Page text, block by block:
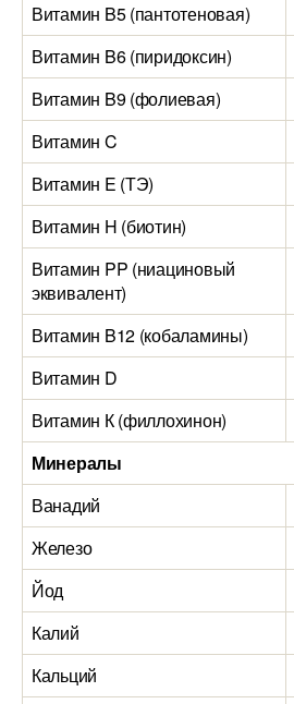
Витамин B5 (пантотеновая)
Витамин B6 (пиридоксин)
Витамин B9 (фолиевая)
Витамин C
Витамин E (ТЭ)
Витамин H (биотин)
Витамин PP (ниациновый
эквивалент)
Витамин B12 (кобаламины)
Витамин D
Витамин К (филлохинон)
Минералы
Ванадий
Железо
Йод
Калий
Кальций